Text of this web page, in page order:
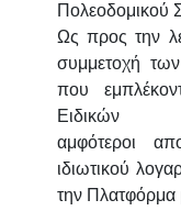
Πολεοδομικού
Ως προς την
συμμετοχή
που
Ειδικών
αμφότεροι
ιδιωτικού
την